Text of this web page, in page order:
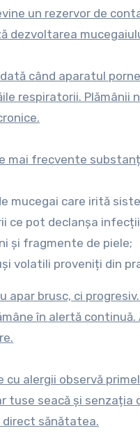
un rezervor de
dezvoltarea
dată când aparatul
respiratorii. Plămânii
mai frecvente
mucegai care irită
ce pot declanșa
și fragmente de piele;
volatili proveniți din
apar brusc, ci
în alertă
cu alergii observă
tuse seacă și
sănătatea.